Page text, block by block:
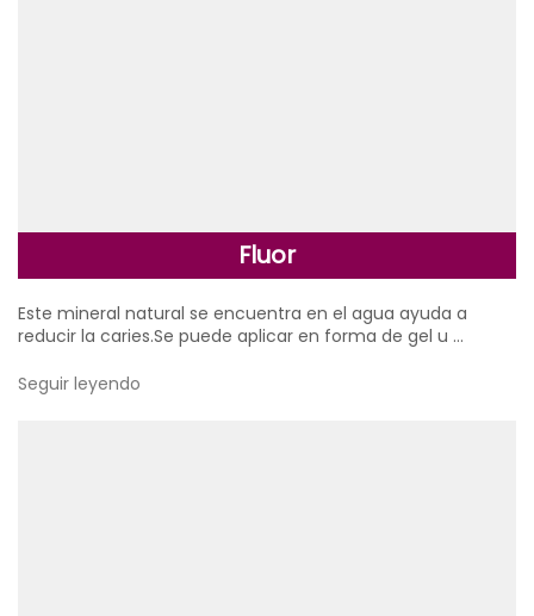
Fluor
Este mineral natural se encuentra en el agua ayuda a
reducir la caries.Se puede aplicar en forma de gel u …
Seguir leyendo